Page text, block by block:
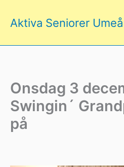
Aktiva Seniorer Umeå
Onsdag 3
Swingin´
på